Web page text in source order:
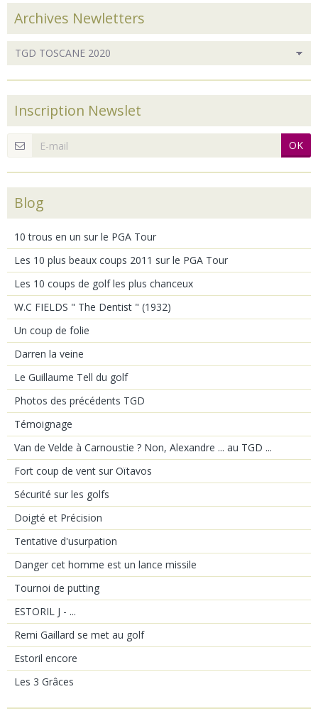
Archives Newletters
Inscription Newslet
OK
Blog
10 trous en un sur le PGA Tour
Les 10 plus beaux coups 2011 sur le PGA Tour
Les 10 coups de golf les plus chanceux
W.C FIELDS " The Dentist " (1932)
Un coup de folie
Darren la veine
Le Guillaume Tell du golf
Photos des précédents TGD
Témoignage
Van de Velde à Carnoustie ? Non, Alexandre ... au TGD ...
Fort coup de vent sur Oïtavos
Sécurité sur les golfs
Doigté et Précision
Tentative d'usurpation
Danger cet homme est un lance missile
Tournoi de putting
ESTORIL J - ...
Remi Gaillard se met au golf
Estoril encore
Les 3 Grâces